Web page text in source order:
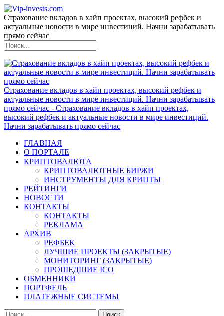
Страхование вкладов в хайп проектах, высокий рефбек и
актуальные новости в мире инвестиций. Начни зарабатывать
прямо сейчас
Страхование вкладов в хайп проектах, высокий рефбек и
актуальные новости в мире инвестиций. Начни зарабатывать
прямо сейчас - Страхование вкладов в хайп проектах,
высокий рефбек и актуальные новости в мире инвестиций.
Начни зарабатывать прямо сейчас
ГЛАВНАЯ
О ПОРТАЛЕ
КРИПТОВАЛЮТА
КРИПТОВАЛЮТНЫЕ БИРЖИ
ИНСТРУМЕНТЫ ДЛЯ КРИПТЫ
РЕЙТИНГИ
НОВОСТИ
КОНТАКТЫ
КОНТАКТЫ
РЕКЛАМА
АРХИВ
РЕФБЕК
ЛУЧШИЕ ПРОЕКТЫ (ЗАКРЫТЫЕ)
МОНИТОРИНГ (ЗАКРЫТЫЕ)
ПРОШЕДШИЕ ICO
ОБМЕННИКИ
ПОРТФЕЛЬ
ПЛАТЕЖНЫЕ СИСТЕМЫ